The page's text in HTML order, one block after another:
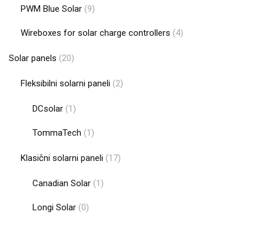
PWM Blue Solar (9)
Wireboxes for solar charge controllers (4)
Solar panels (20)
Fleksibilni solarni paneli (2)
DCsolar (1)
TommaTech (1)
Klasični solarni paneli (17)
Canadian Solar (1)
Longi Solar (0)